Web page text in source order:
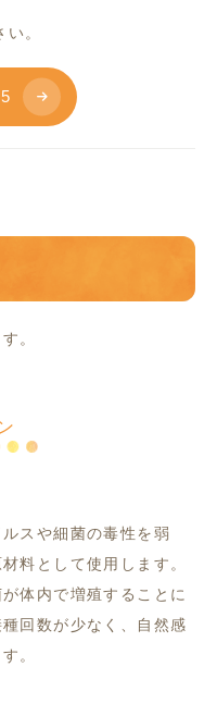
。
。
スや細菌の毒性を弱
料として使用します。
体内で増殖することに
回数が少なく、自然感
。